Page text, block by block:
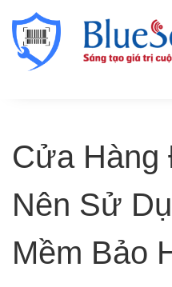
Cửa Hàng
Nên Sử
Mềm Bảo